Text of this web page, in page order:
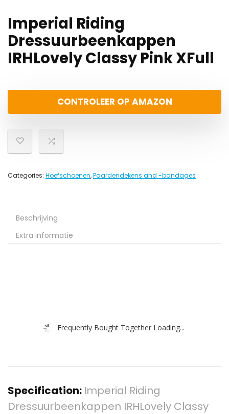
Imperial Riding
Dressuurbeenkappen
IRHLovely Classy Pink XFull
CONTROLEER OP AMAZON
Categories: Hoefschoenen,Paardendekens and -bandages
Beschrijving
Extra informatie
Frequently Bought Together Loading...
Specification: Imperial Riding
Dressuurbeenkappen IRHLovely Classy